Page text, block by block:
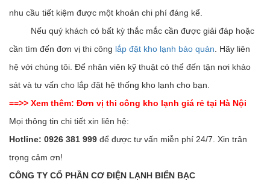
nhu cầu tiết kiệm được một khoản chi phí đáng kể.
Nếu quý khách có bất kỳ thắc mắc cần được giải đáp hoặc
cần tìm đến đơn vị thi công lắp đặt kho lạnh bảo quản . Hãy liên
hệ với chúng tôi. Để nhân viên kỹ thuật có thể đến tận nơi khảo
sát và tư vấn cho lắp đặt hệ thống kho lạnh cho bạn.
==>> Xem thêm: Đơn vị thi công kho lạnh giá rẻ tại Hà Nội
Mọi thông tin chi tiết xin liên hệ:
Hotline: 0926 381 999 để được tư vấn miễn phí 24/7. Xin trân
trọng cảm ơn!
CÔNG TY CỔ PHẦN CƠ ĐIỆN LẠNH BIỂN BẠC